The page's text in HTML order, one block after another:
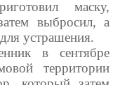
маску,
выбросил, а
устрашения.
в сентябре
территории